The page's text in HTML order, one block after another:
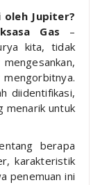
oleh Jupiter?
Gas –
kita, tidak
diidentifikasi,
menarik untuk
berapa
karakteristik
penemuan ini